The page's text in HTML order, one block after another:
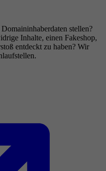
stellen?
Inhalte, einen Fakeshop,
entdeckt zu haben? Wir